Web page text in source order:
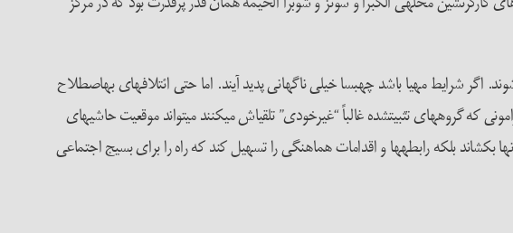
اگر شرایط مهیا باشد چه­بسا خیلی ناگهانی پدید آیند. اما حتی ائتلاف­های به­اصطلاح
گروه­های تثبیت­شده غالباً “غیرخودی” تلقی­اش می­کنند می­تواند موقعیت حاشیه­ای
بکشاند بلکه رابطه­ها و اقدامات هماهنگی را تسهیل کند که راه را برای بسیج اجتماعی